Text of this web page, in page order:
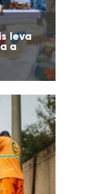
leva
a